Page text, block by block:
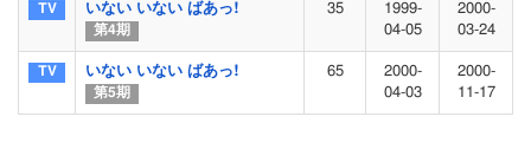
いない いない ばあっ!
第4期
35
1999-
04-05
2000-
03-24
いない いない ばあっ!
第5期
65
2000-
04-03
2000-
11-17